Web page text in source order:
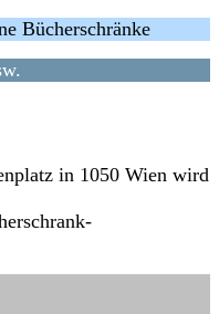
Bücherschränke
in 1050 Wien wird